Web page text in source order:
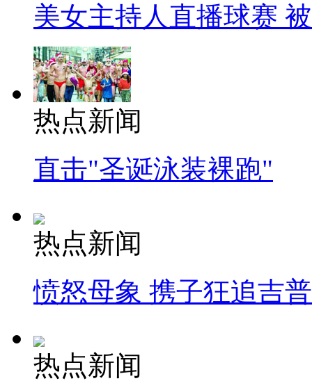
美女主持人直播球赛
热点新闻
直击"圣诞泳装裸跑"
热点新闻
愤怒母象 携子狂追吉
热点新闻